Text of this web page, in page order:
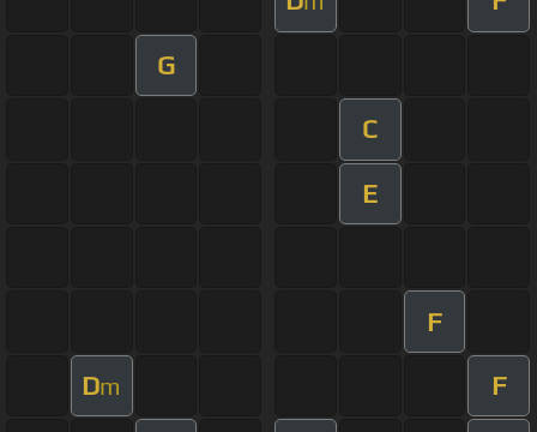
G
C
E
F
Dm F